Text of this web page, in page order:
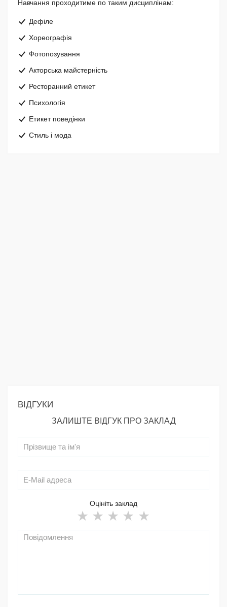
Навчання проходитиме по таким дисциплінам:
Дефіле
Хореографія
Фотопозування
Акторська майстерність
Ресторанний етикет
Психологія
Етикет поведінки
Стиль і мода
ВІДГУКИ
ЗАЛИШТЕ ВІДГУК ПРО ЗАКЛАД
Оцініть заклад